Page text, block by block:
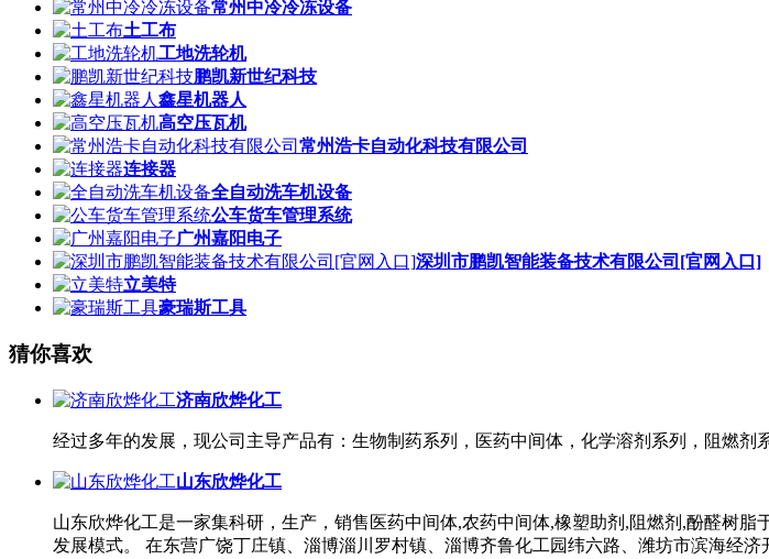
常州中冷冷冻设备
土工布
工地洗轮机
鹏凯新世纪科技
鑫星机器人
高空压瓦机
常州浩卡自动化科技有限公司
连接器
全自动洗车机设备
公车货车管理系统
广州嘉阳电子
深圳市鹏凯智能装备技术有限公司[官网入口]
立美特
豪瑞斯工具
猜你喜欢
济南欣烨化工
经过多年的发展，现公司主导产品有：生物制药系列，医药中间体，化学溶剂系列，阻燃剂
山东欣烨化工
山东欣烨化工是一家集科研，生产，销售医药中间体,农药中间体,橡塑助剂,阻燃剂,酚醛树
发展模式。 在东营广饶丁庄镇、淄博淄川罗村镇、淄博齐鲁化工园纬六路、潍坊市滨海经